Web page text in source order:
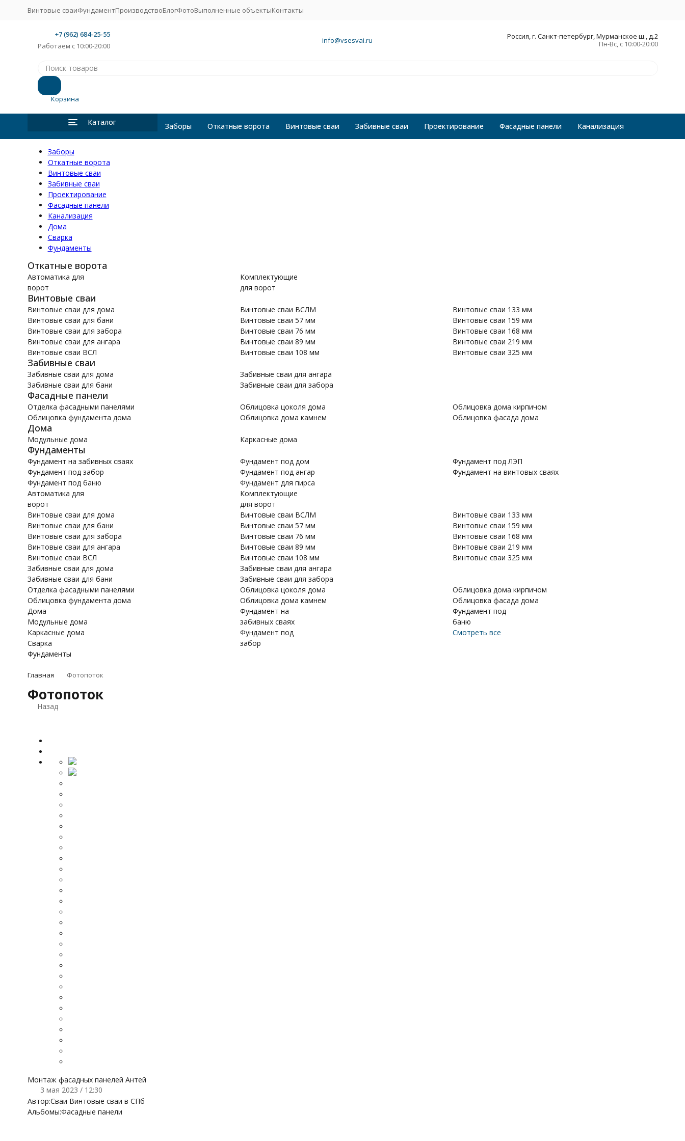
Винтовые сваиФундаментПроизводствоБлогФотоВыполненные объектыКонтакты
+7 (962) 684-25-55
Работаем с 10:00-20:00
info@vsesvai.ru
Россия, г. Санкт-петербург, Мурманское ш., д.2
Пн-Вс, с 10:00-20:00
Корзина
Каталог Заборы Откатные ворота Винтовые сваи Забивные сваи Проектирование Фасадные панели Канализация
Заборы
Откатные ворота
Винтовые сваи
Забивные сваи
Проектирование
Фасадные панели
Канализация
Дома
Сварка
Фундаменты
Откатные ворота
Автоматика для
ворот
Комплектующие
для ворот
Винтовые сваи
Винтовые сваи для дома
Винтовые сваи для бани
Винтовые сваи для забора
Винтовые сваи для ангара
Винтовые сваи ВСЛ
Винтовые сваи ВСЛМ
Винтовые сваи 57 мм
Винтовые сваи 76 мм
Винтовые сваи 89 мм
Винтовые сваи 108 мм
Винтовые сваи 133 мм
Винтовые сваи 159 мм
Винтовые сваи 168 мм
Винтовые сваи 219 мм
Винтовые сваи 325 мм
Забивные сваи
Забивные сваи для дома
Забивные сваи для бани
Забивные сваи для ангара
Забивные сваи для забора
Фасадные панели
Отделка фасадными панелями
Облицовка фундамента дома
Облицовка цоколя дома
Облицовка дома камнем
Облицовка дома кирпичом
Облицовка фасада дома
Дома
Модульные дома Каркасные дома
Фундаменты
Фундамент на забивных сваях
Фундамент под забор
Фундамент под баню
Фундамент под дом
Фундамент под ангар
Фундамент для пирса
Фундамент под ЛЭП
Фундамент на винтовых сваях
Автоматика для
ворот
Комплектующие
для ворот
Винтовые сваи для дома
Винтовые сваи для бани
Винтовые сваи для забора
Винтовые сваи для ангара
Винтовые сваи ВСЛ
Винтовые сваи ВСЛМ
Винтовые сваи 57 мм
Винтовые сваи 76 мм
Винтовые сваи 89 мм
Винтовые сваи 108 мм
Винтовые сваи 133 мм
Винтовые сваи 159 мм
Винтовые сваи 168 мм
Винтовые сваи 219 мм
Винтовые сваи 325 мм
Забивные сваи для дома
Забивные сваи для бани
Забивные сваи для ангара
Забивные сваи для забора
Отделка фасадными панелями
Облицовка фундамента дома
Облицовка цоколя дома
Облицовка дома камнем
Облицовка дома кирпичом
Облицовка фасада дома
Дома
Модульные дома
Каркасные дома
Сварка
Фундаменты
Фундамент на
забивных сваях
Фундамент под
забор
Фундамент под
баню
Смотреть все
Главная Фотопоток
Фотопоток
Назад
Монтаж фасадных панелей Антей
3 мая 2023 / 12:30
Автор:Сваи Винтовые сваи в СПб
Альбомы:Фасадные панели